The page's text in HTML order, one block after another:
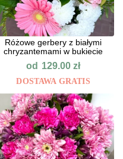
Różowe gerbery z białymi
chryzantemami w bukiecie
od 129.00zł
DOSTAWA GRATIS